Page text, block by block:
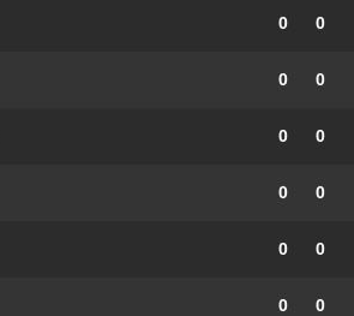
0 0
0 0
0 0
0 0
0 0
0 0